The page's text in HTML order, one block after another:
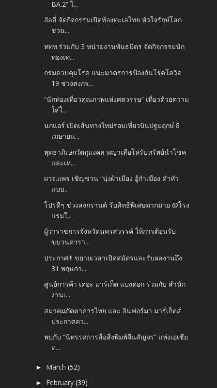
BA.2” ไ...
อัลลี่ จัดกิจกรรมเปิดท้องทะเลไทย หัวใจรักษ์โลก
ชวน...
ททท.ร่วมกับ 3 หน่วยงานพันธมิตร จัดกิจกรรมนัก
ท่องเท...
กรมควบคุมโรค แนะมาตรการป้องกันโรคโควิด
19 ช่วงสงกร...
“นักท่องเที่ยวคุณภาพแห่งศตวรรษ” เที่ยวด้วยความ
ใส่ใ...
นกแอร์ เปิดเส้นทางใหม่รอบเที่ยวบินปฐมฤกษ์ 8
เมษายน...
พุทธาภิเษกวัตถุมงคล พญาเสือโห่รับทรัพย์นำโชค
และเห...
ผวจ.แพร่ เชิญชวน “นุ่งผ้าเมือง อู้กำเมือง ดำหัว
แบบ...
โปรดีๆ ช่วงสงกรานต์ รับสิทธิพิเศษมากมาย @โรง
แรมใ...
ผู้ว่าราชการจังหวัดนครสวรรค์ ให้การต้อนรับ
ขบวนคารา...
ประกาศ!!! ขยายเวลาเปิดสมัครและรับผลงานถึง
31 พฤษภา...
ศูนย์การค้า เดอะ มาร์เก็ต แบงคอก ร่วมกับ สำนัก
งานเ...
สมาคมภัตตาคารไทย และ อินฟอร์มา มาร์เก็ตส์
ประกาศคว...
พบกับ “นิทรรศการสื่อสิ่งพิมพ์จีนสัญจร” แห่งเอเชีย
ต...
► March(52)
► February(39)